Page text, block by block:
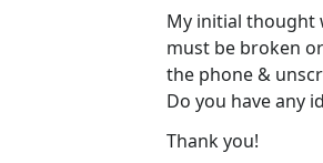
My initial thought
must be broken
the phone &
Do you have any
Thank you!